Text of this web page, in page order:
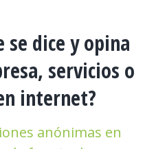
se dice y opina
servicios o
internet?
anónimas en